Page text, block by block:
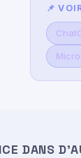
📌
DANS